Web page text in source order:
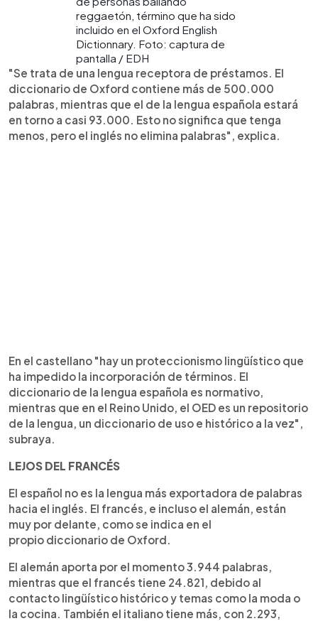
reggaetón, término que ha sido
incluido en el Oxford English
Dictionnary. Foto: captura de
pantalla / EDH
"Se trata de una lengua receptora de préstamos. El
diccionario de Oxford contiene más de 500.000
palabras, mientras que el de la lengua española estará
en torno a casi 93.000. Esto no significa que tenga
menos, pero el inglés no elimina palabras", explica.
En el castellano "hay un proteccionismo lingüístico que
ha impedido la incorporación de términos. El
diccionario de la lengua española es normativo,
mientras que en el Reino Unido, el OED es un repositorio
de la lengua, un diccionario de uso e histórico a la vez",
subraya.
LEJOS DEL FRANCÉS
El español no es la lengua más exportadora de palabras
hacia el inglés. El francés, e incluso el alemán, están
muy por delante, como se indica en el
propio diccionario de Oxford.
El alemán aporta por el momento 3.944 palabras,
mientras que el francés tiene 24.821, debido al
contacto lingüístico histórico y temas como la moda o
la cocina. También el italiano tiene más, con 2.293,